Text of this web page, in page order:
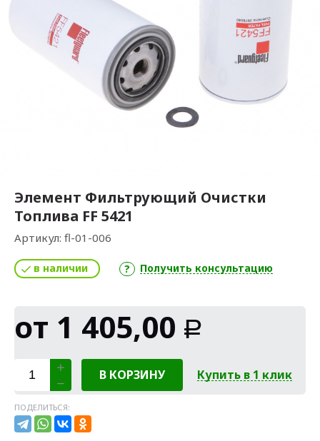
Элемент Фильтрующий Очистки
Топлива FF 5421
Артикул: fl-01-006
в наличии Получить консультацию
от 1 405,00 Р
В КОРЗИНУ Купить в 1 клик
ПОДЕЛИТЬСЯ: